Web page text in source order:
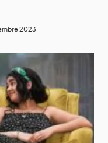
2023